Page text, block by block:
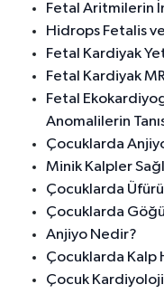
Fetal Aritmilerin
Hidrops Fetalis
Fetal Kardiyak
Fetal Kardiyak
Fetal
Anomalilerin
Çocuklarda Anjiyo
Minik Kalpler
Çocuklarda
Çocuklarda
Anjiyo Nedir?
Çocuklarda Kalp
Çocuk